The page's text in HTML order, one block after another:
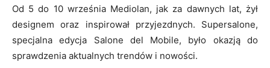
Od 5 do 10 września Mediolan, jak za dawnych lat, żył
designem oraz inspirował przyjezdnych. Supersalone,
specjalna edycja Salone del Mobile, było okazją do
sprawdzenia aktualnych trendów i nowości.